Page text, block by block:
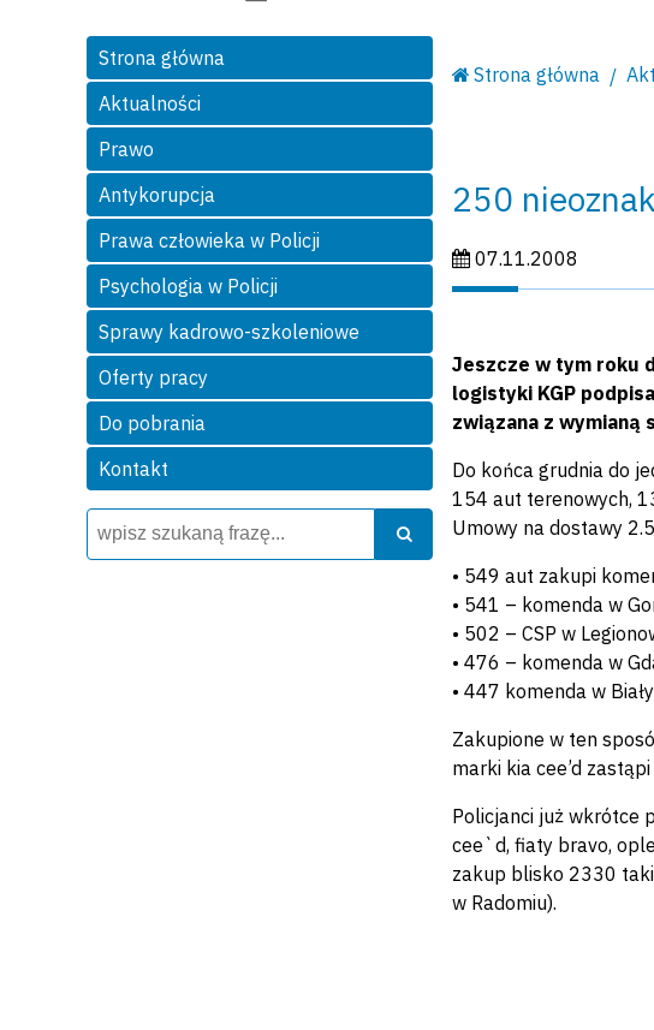
Strona główna
Aktualności
Prawo
Antykorupcja
Prawa człowieka w Policji
Psychologia w Policji
Sprawy kadrowo-szkoleniowe
Oferty pracy
Do pobrania
Kontakt
Wyszukiwarka
Szukaj Szukaj
Strona główna
250
Data publikacji:
07.11.2008
Jeszcze w tym roku
logistyki KGP
związana z
Do końca grudnia do
154 aut terenowych,
Umowy na dostawy
• 549 aut zakupi
• 541 – komenda w
• 502 – CSP w
• 476 – komenda w
• 447 komenda w
Zakupione w ten
marki kia cee’d
Policjanci już wkrótce
cee`d, fiaty bravo,
zakup blisko 2330
w Radomiu).